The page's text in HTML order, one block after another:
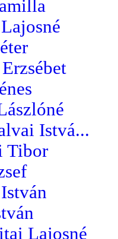
Istvá...
Tibor
Lajosné